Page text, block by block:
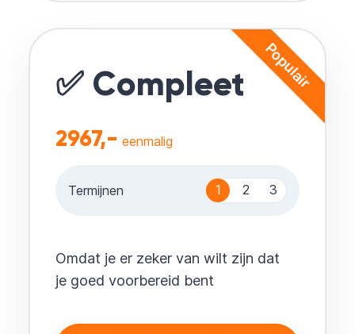
Populair
✅ Compleet
2967,- eenmalig
Termijnen 1 2 3
Omdat je er zeker van wilt zijn dat
je goed voorbereid bent